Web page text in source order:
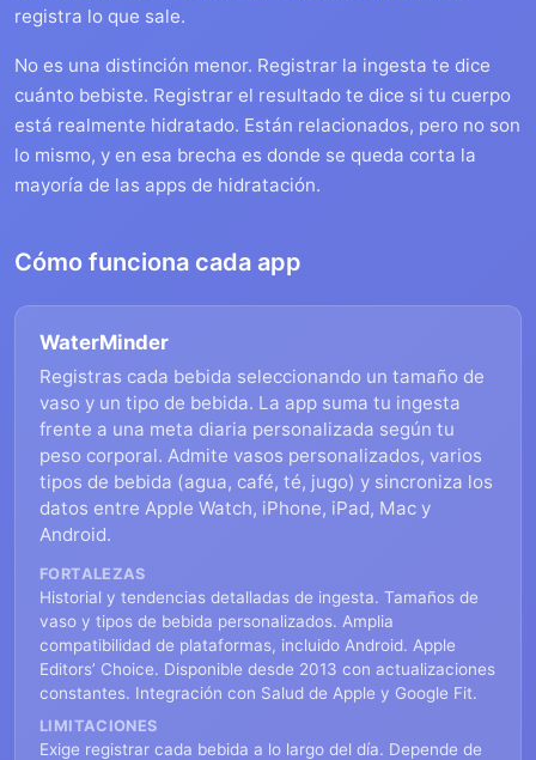
registra lo que sale.
No es una distinción menor. Registrar la ingesta te dice
cuánto bebiste. Registrar el resultado te dice si tu cuerpo
está realmente hidratado. Están relacionados, pero no son
lo mismo, y en esa brecha es donde se queda corta la
mayoría de las apps de hidratación.
Cómo funciona cada app
WaterMinder
Registras cada bebida seleccionando un tamaño de
vaso y un tipo de bebida. La app suma tu ingesta
frente a una meta diaria personalizada según tu
peso corporal. Admite vasos personalizados, varios
tipos de bebida (agua, café, té, jugo) y sincroniza los
datos entre Apple Watch, iPhone, iPad, Mac y
Android.
FORTALEZAS
Historial y tendencias detalladas de ingesta. Tamaños de
vaso y tipos de bebida personalizados. Amplia
compatibilidad de plataformas, incluido Android. Apple
Editors’ Choice. Disponible desde 2013 con actualizaciones
constantes. Integración con Salud de Apple y Google Fit.
LIMITACIONES
Exige registrar cada bebida a lo largo del día. Depende de